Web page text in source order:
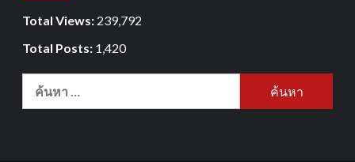
Total Views: 239,792
Total Posts: 1,420